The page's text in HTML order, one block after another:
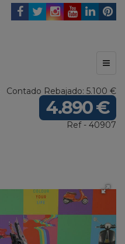
Contado Rebajado: 5.100 €
4.890 €
Ref - 40907